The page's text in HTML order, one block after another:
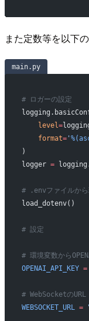
また定数等を以下
main.py
# ロガーの設定
    level
=
    format
='
)
logger =
# .envファイルから
load_dotenv()
# 設定
# 環境変数から
OPENAI_API_KEY =
# WebSocketのURL
WEBSOCKET_URL =